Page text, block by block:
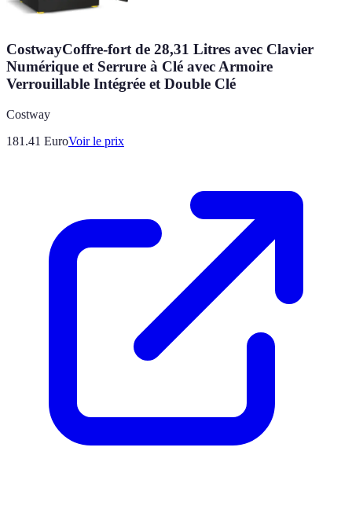
CostwayCoffre-fort de 28,31 Litres avec Clavier
Numérique et Serrure à Clé avec Armoire
Verrouillable Intégrée et Double Clé
Costway
181.41 EuroVoir le prix